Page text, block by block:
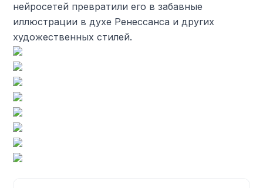
нейросетей превратили его в забавные
иллюстрации в духе Ренессанса и других
художественных стилей.